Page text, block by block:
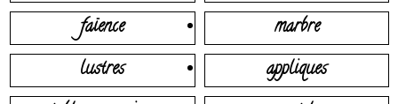
faïence
marbre
lustres
appliques